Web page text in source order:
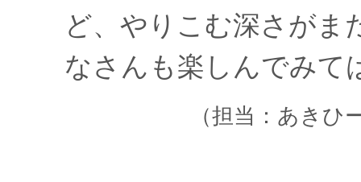
ど、やりこむ深さがま
なさんも楽しんでみて
（担当：あきひ